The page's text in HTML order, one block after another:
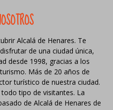
Alcalá de Henares. Te
de una ciudad única,
desde 1998, gracias a los
Más de 20 años de
turístico de nuestra ciudad.
tipo de visitantes. La
de Alcalá de Henares de